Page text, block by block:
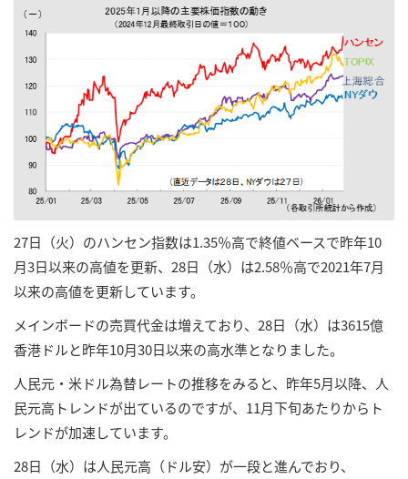
27日（火）のハンセン指数は1.35％高で終値ベースで昨年10
月3日以来の高値を更新、28日（水）は2.58％高で2021年7月
以来の高値を更新しています。
メインボードの売買代金は増えており、28日（水）は3615億
香港ドルと昨年10月30日以来の高水準となりました。
人民元・米ドル為替レートの推移をみると、昨年5月以降、人
民元高トレンドが出ているのですが、11月下旬あたりからト
レンドが加速しています。
28日（水）は人民元高（ドル安）が一段と進んでおり、